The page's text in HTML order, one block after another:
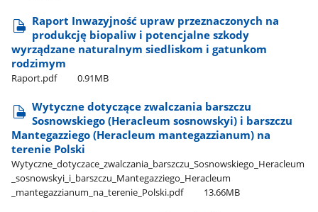
Raport Inwazyjność upraw przeznaczonych na
produkcję biopaliw i potencjalne szkody
wyrządzane naturalnym siedliskom i gatunkom
rodzimym
Raport.pdf 0.91MB
Wytyczne dotyczące zwalczania barszczu
Sosnowskiego (Heracleum sosnowskyi) i barszczu
Mantegazziego (Heracleum mantegazzianum) na
terenie Polski
Wytyczne​_dotyczace​_zwalczania​_barszczu​_Sosnowskiego​_Heracleum​
_sosnowskyi​_i​_barszczu​_Mantegazziego​_Heracleum​
_mantegazzianum​_na​_terenie​_Polski.pdf
13.66MB